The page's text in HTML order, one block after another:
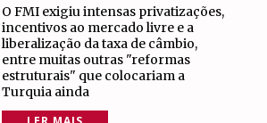
O FMI exigiu intensas privatizações,
incentivos ao mercado livre e a
liberalização da taxa de câmbio,
entre muitas outras "reformas
estruturais" que colocariam a
Turquia ainda